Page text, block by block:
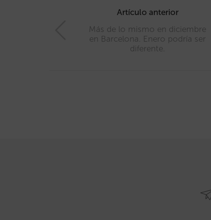
Artículo anterior
Más de lo mismo en diciembre
en Barcelona. Enero podría ser
diferente.